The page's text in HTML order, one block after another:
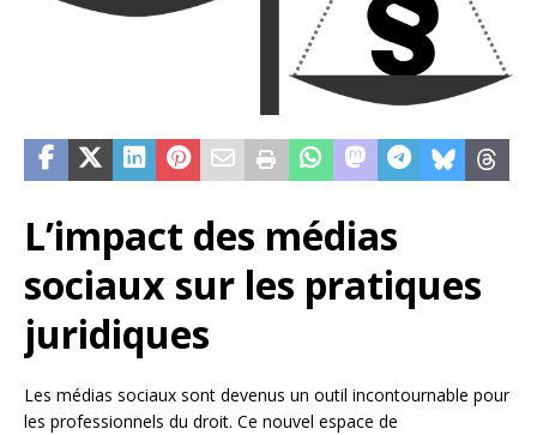
L’impact des médias
sociaux sur les pratiques
juridiques
Les médias sociaux sont devenus un outil incontournable pour
les professionnels du droit. Ce nouvel espace de